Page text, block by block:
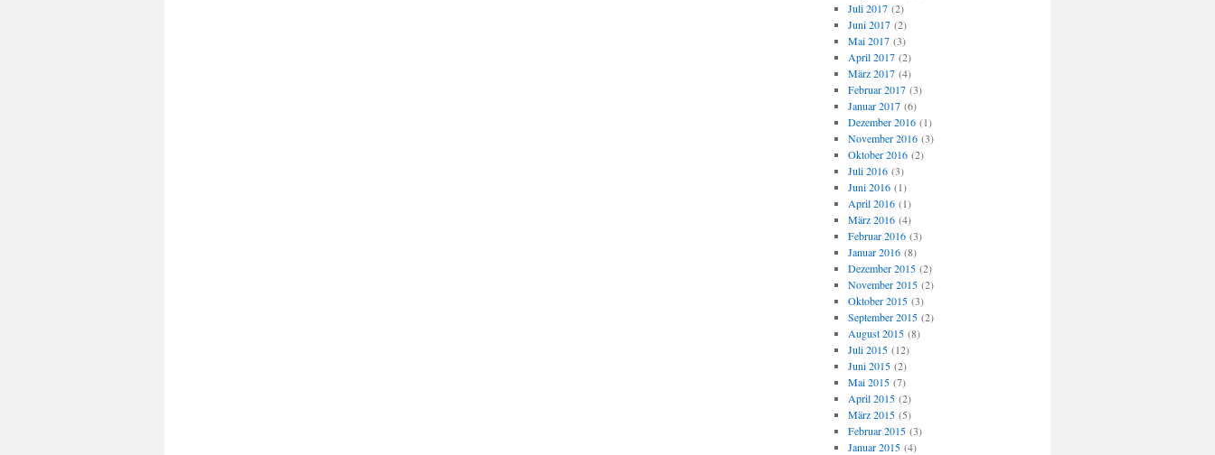
Juli 2017(2)
Juni 2017(2)
Mai 2017(3)
April 2017(2)
März 2017(4)
Februar 2017(3)
Januar 2017(6)
Dezember 2016(1)
November 2016(3)
Oktober 2016(2)
Juli 2016(3)
Juni 2016(1)
April 2016(1)
März 2016(4)
Februar 2016(3)
Januar 2016(8)
Dezember 2015(2)
November 2015(2)
Oktober 2015(3)
September 2015(2)
August 2015(8)
Juli 2015(12)
Juni 2015(2)
Mai 2015(7)
April 2015(2)
März 2015(5)
Februar 2015(3)
Januar 2015(4)